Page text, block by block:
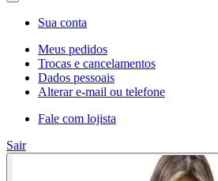
Sua conta
Meus pedidos
Trocas e cancelamentos
Dados pessoais
Alterar e-mail ou telefone
Fale com lojista
Sair